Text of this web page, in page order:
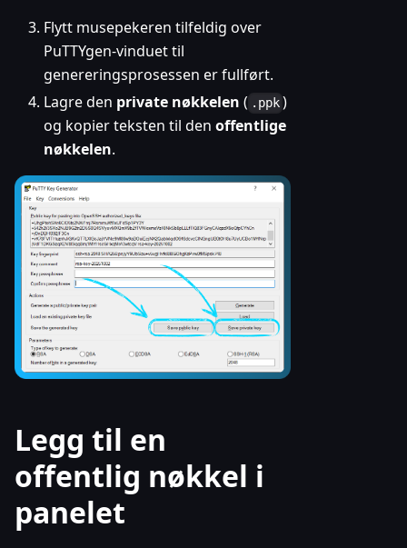
Flytt musepekeren tilfeldig over
PuTTYgen-vinduet til
genereringsprosessen er fullført.
Lagre den private nøkkelen ( .ppk )
og kopier teksten til den offentlige
nøkkelen.
Legg til en
offentlig nøkkel i
panelet